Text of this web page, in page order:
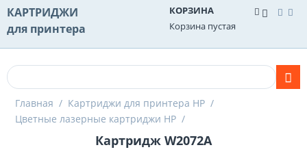
КАРТРИДЖИ
для принтера
КОРЗИНА
Корзина пустая
Главная / Картриджи для принтера HP /
Цветные лазерные картриджи HP /
Картридж W2072A